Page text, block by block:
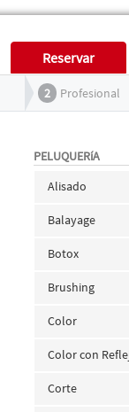
Reservar
2 Profesional
PELUQUERíA
Alisado
Balayage
Botox
Brushing
Color
Color con
Corte